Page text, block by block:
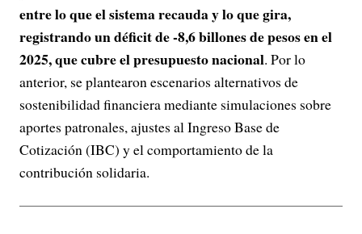
entre lo que el sistema recauda y lo que gira,
registrando un déficit de -8,6 billones de pesos en el
2025, que cubre el presupuesto nacional. Por lo
anterior, se plantearon escenarios alternativos de
sostenibilidad financiera mediante simulaciones sobre
aportes patronales, ajustes al Ingreso Base de
Cotización (IBC) y el comportamiento de la
contribución solidaria.